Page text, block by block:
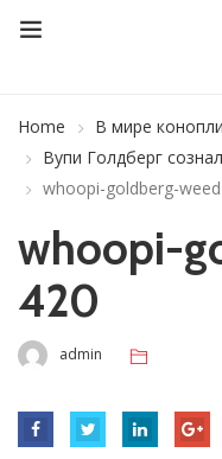
Home В мире конопли
Вупи Голдберг
whoopi-goldberg-
whoopi-
420
admin